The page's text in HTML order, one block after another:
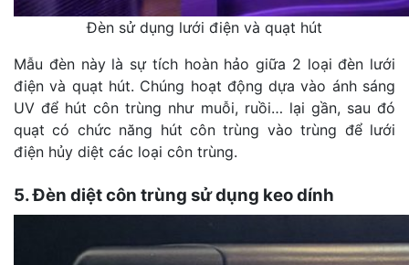
Đèn sử dụng lưới điện và quạt hút
Mẫu đèn này là sự tích hoàn hảo giữa 2 loại đèn lưới
điện và quạt hút. Chúng hoạt động dựa vào ánh sáng
UV để hút côn trùng như muỗi, ruồi… lại gần, sau đó
quạt có chức năng hút côn trùng vào trùng để lưới
điện hủy diệt các loại côn trùng.
5. Đèn diệt côn trùng sử dụng keo dính